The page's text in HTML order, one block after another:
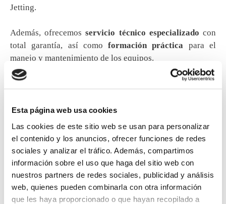
Esta página web usa cookies
Las cookies de este sitio web se usan para personalizar
el contenido y los anuncios, ofrecer funciones de redes
sociales y analizar el tráfico. Además, compartimos
información sobre el uso que haga del sitio web con
nuestros partners de redes sociales, publicidad y análisis
web, quienes pueden combinarla con otra información
que les haya proporcionado o que hayan recopilado a
Jetting.
Además, ofrecemosservicio técnico especializado con
total garantía, así comoformación práctica para el
manejo y mantenimiento de los equipos.
Máquinas de Jetting
Accesorios